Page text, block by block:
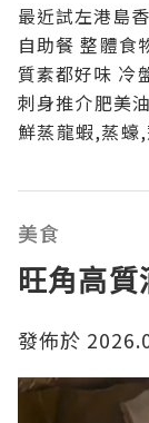
最近試左港島
自助餐 整體食
質素都好味 冷
刺身推介肥美
鮮蒸龍蝦,蒸蠔
牛金蠔 和牛既
面有烤羊架同
美食
旺角高質
發佈於